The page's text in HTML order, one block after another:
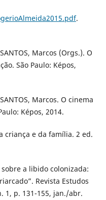
.
Marcos (Orgs.). O
São Paulo: Képos,
Marcos. O cinema
Képos, 2014.
criança e da família. 2 ed.
sobre a libido colonizada:
Revista Estudos
1, p. 131-155, jan./abr.